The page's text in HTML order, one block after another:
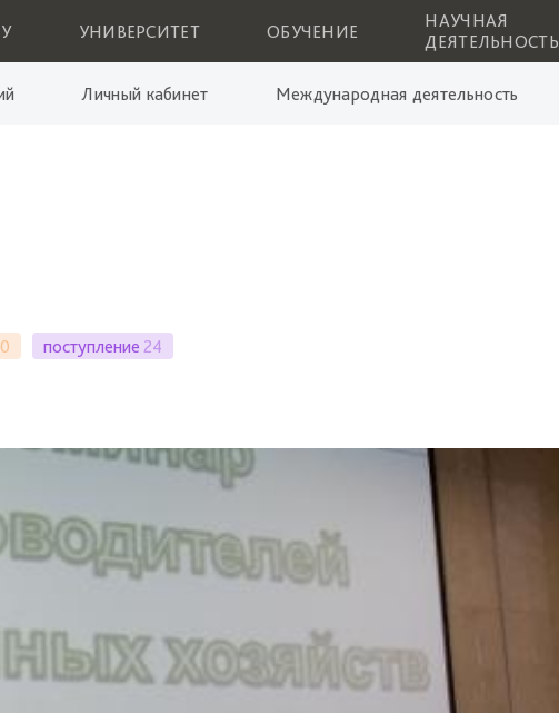
УНИВЕРСИТЕТ ОБУЧЕНИЕ
НАУЧНАЯ
ДЕЯТЕЛЬНОСТЬ
Личный кабинет Международная деятельность
поступление 24